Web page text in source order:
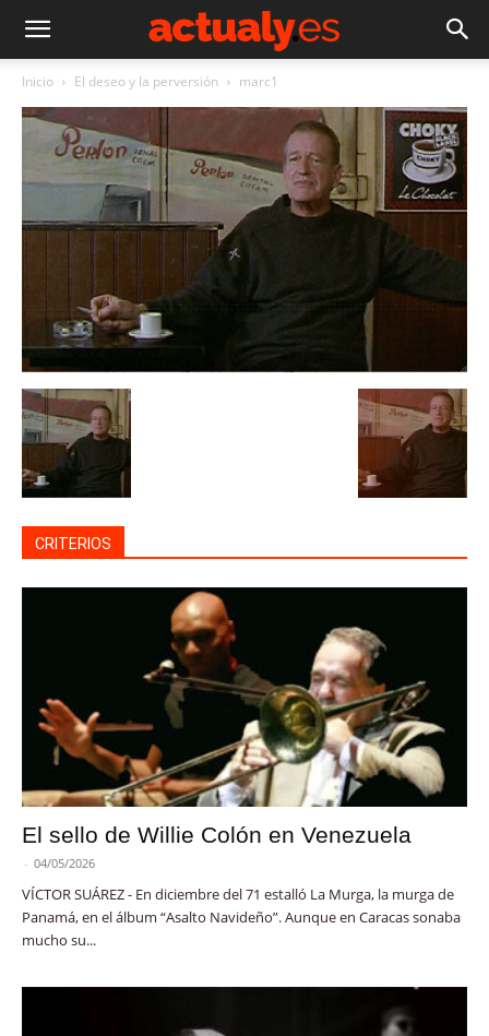
Inicio El deseo y la perversión marc1
CRITERIOS
El sello de Willie Colón en Venezuela
- 04/05/2026
VÍCTOR SUÁREZ - En diciembre del 71 estalló La Murga, la murga de
Panamá, en el álbum “Asalto Navideño”. Aunque en Caracas sonaba
mucho su...